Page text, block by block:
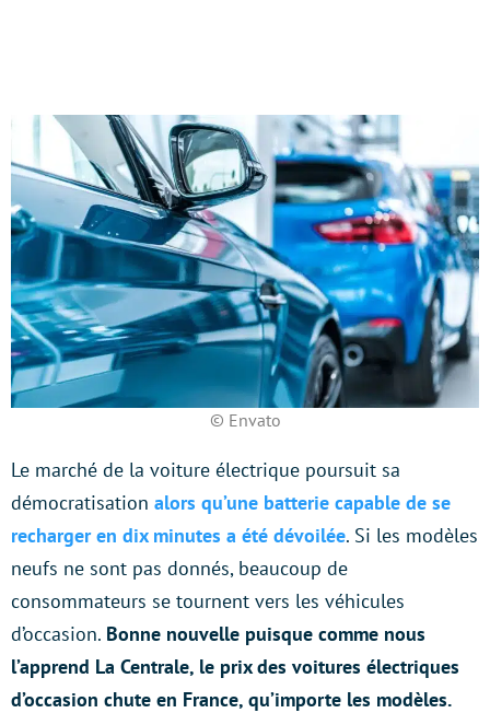
© Envato
Le marché de la voiture électrique poursuit sa
démocratisation alors qu’une batterie capable de se
recharger en dix minutes a été dévoilée. Si les modèles
neufs ne sont pas donnés, beaucoup de
consommateurs se tournent vers les véhicules
d’occasion. Bonne nouvelle puisque comme nous
l’apprend La Centrale, le prix des voitures électriques
d’occasion chute en France, qu’importe les modèles.